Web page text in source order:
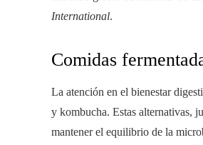
International.
Comidas
La atención en el bienestar
y kombucha. Estas alternativas,
mantener el equilibrio de la